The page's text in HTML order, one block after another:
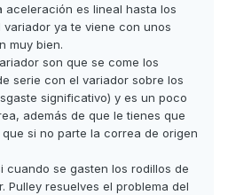
aceleración es lineal hasta los
ya te viene con unos
muy bien.
son que se come los
serie con el variador sobre los
significativo) y es un poco
además de que le tienes que
si no parte la correa de origen
cuando se gasten los rodillos de
Pulley resuelves el problema del